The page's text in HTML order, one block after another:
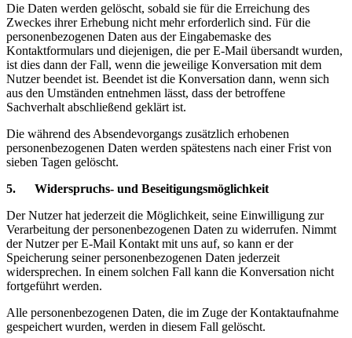
Die Daten werden gelöscht, sobald sie für die Erreichung des
Zweckes ihrer Erhebung nicht mehr erforderlich sind. Für die
personenbezogenen Daten aus der Eingabemaske des
Kontaktformulars und diejenigen, die per E-Mail übersandt wurden,
ist dies dann der Fall, wenn die jeweilige Konversation mit dem
Nutzer beendet ist. Beendet ist die Konversation dann, wenn sich
aus den Umständen entnehmen lässt, dass der betroffene
Sachverhalt abschließend geklärt ist.
Die während des Absendevorgangs zusätzlich erhobenen
personenbezogenen Daten werden spätestens nach einer Frist von
sieben Tagen gelöscht.
5. Widerspruchs- und Beseitigungsmöglichkeit
Der Nutzer hat jederzeit die Möglichkeit, seine Einwilligung zur
Verarbeitung der personenbezogenen Daten zu widerrufen. Nimmt
der Nutzer per E-Mail Kontakt mit uns auf, so kann er der
Speicherung seiner personenbezogenen Daten jederzeit
widersprechen. In einem solchen Fall kann die Konversation nicht
fortgeführt werden.
Alle personenbezogenen Daten, die im Zuge der Kontaktaufnahme
gespeichert wurden, werden in diesem Fall gelöscht.